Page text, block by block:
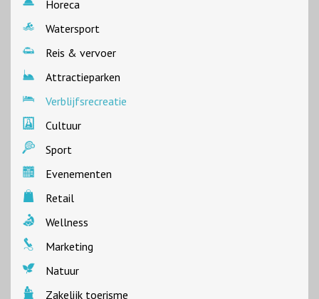
Horeca
Watersport
Reis & vervoer
Attractieparken
Verblijfsrecreatie
Cultuur
Sport
Evenementen
Retail
Wellness
Marketing
Natuur
Zakelijk toerisme